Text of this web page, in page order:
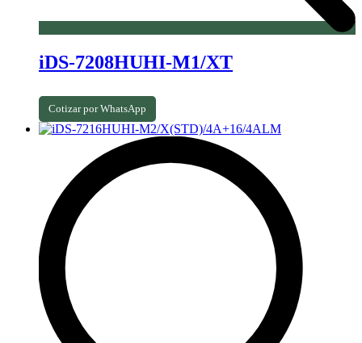
iDS-7208HUHI-M1/XT
Cotizar por WhatsApp